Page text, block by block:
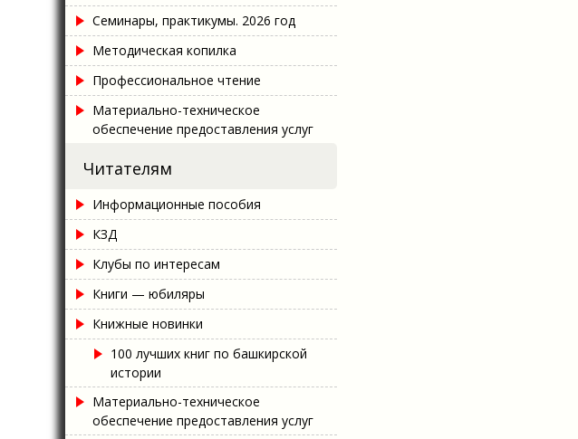
Семинары, практикумы. 2026 год
Методическая копилка
Профессиональное чтение
Материально-техническое
обеспечение предоставления услуг
Читателям
Информационные пособия
КЗД
Клубы по интересам
Книги — юбиляры
Книжные новинки
100 лучших книг по башкирской
истории
Материально-техническое
обеспечение предоставления услуг